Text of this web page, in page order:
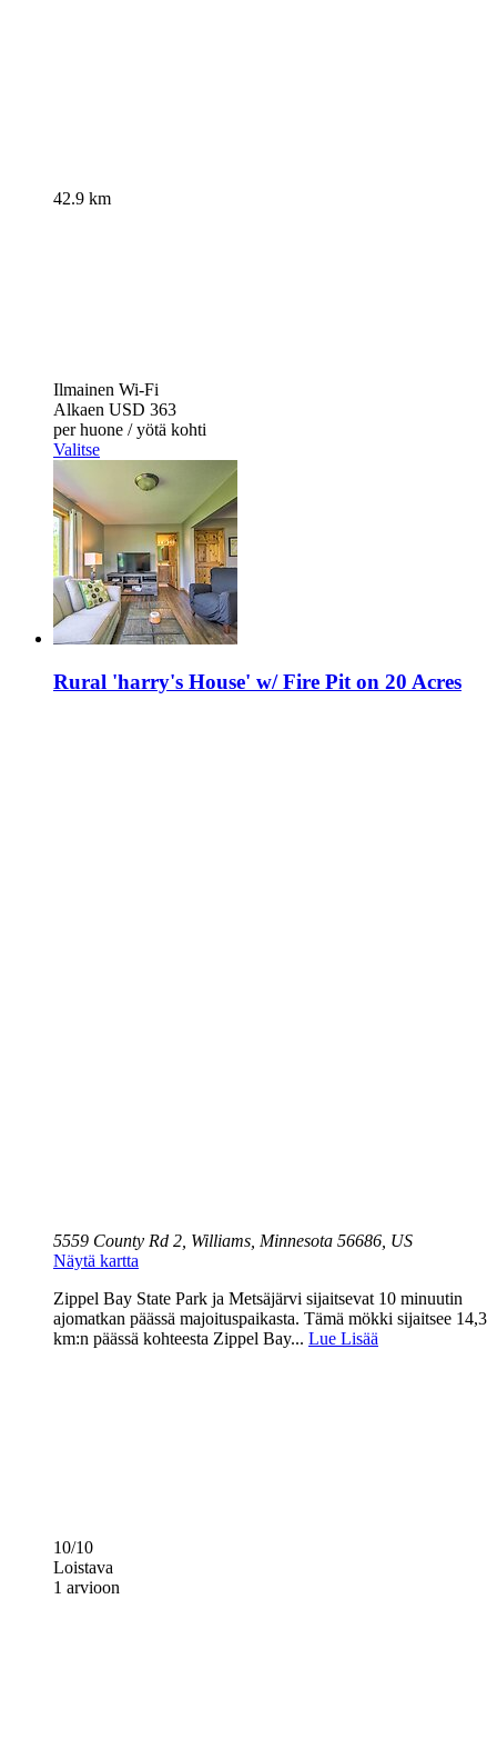
42.9 km
Ilmainen Wi-Fi
Alkaen USD 363
per huone / yötä kohti
Valitse
Rural 'harry's House' w/ Fire Pit on 20 Acres
5559 County Rd 2, Williams, Minnesota 56686, US
Näytä kartta
Zippel Bay State Park ja Metsäjärvi sijaitsevat 10 minuutin
ajomatkan päässä majoituspaikasta. Tämä mökki sijaitsee 14,3
km:n päässä kohteesta Zippel Bay... Lue Lisää
10/10
Loistava
1 arvioon